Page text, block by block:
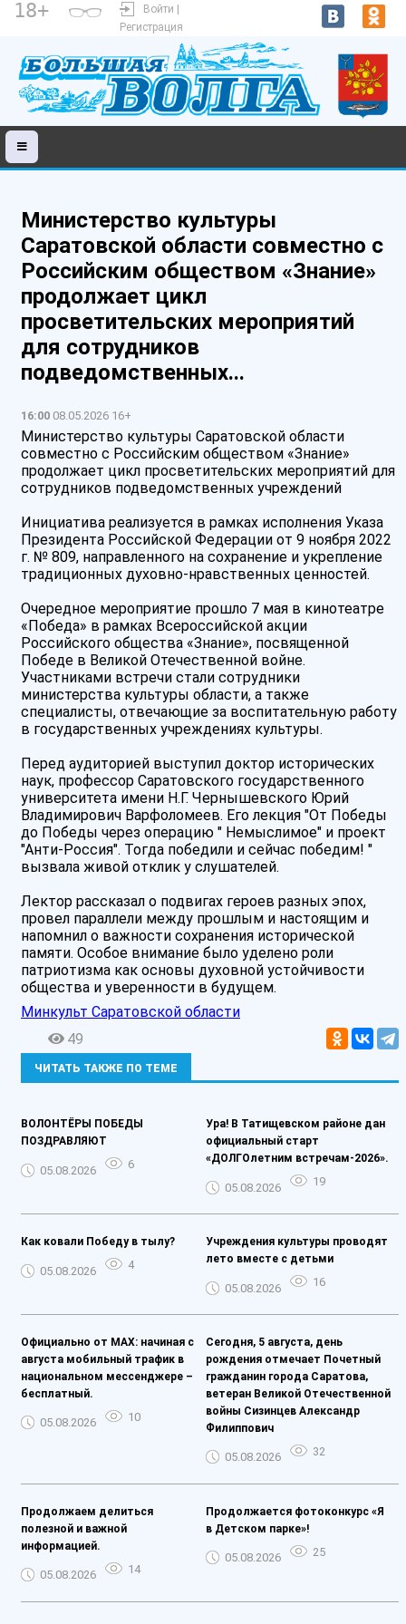
18+
Войти |
Регистрация
Министерство культуры
Саратовской области совместно с
Российским обществом «Знание»
продолжает цикл
просветительских мероприятий
для сотрудников
подведомственных...
16:00 08.05.2026 16+
Министерство культуры Саратовской области
совместно с Российским обществом «Знание»
продолжает цикл просветительских мероприятий для
сотрудников подведомственных учреждений
Инициатива реализуется в рамках исполнения Указа
Президента Российской Федерации от 9 ноября 2022
г. № 809, направленного на сохранение и укрепление
традиционных духовно-нравственных ценностей.
Очередное мероприятие прошло 7 мая в кинотеатре
«Победа» в рамках Всероссийской акции
Российского общества «Знание», посвященной
Победе в Великой Отечественной войне.
Участниками встречи стали сотрудники
министерства культуры области, а также
специалисты, отвечающие за воспитательную работу
в государственных учреждениях культуры.
Перед аудиторией выступил доктор исторических
наук, профессор Саратовского государственного
университета имени Н.Г. Чернышевского Юрий
Владимирович Варфоломеев. Его лекция "От Победы
до Победы через операцию " Немыслимое" и проект
"Анти-Россия". Тогда победили и сейчас победим! "
вызвала живой отклик у слушателей.
Лектор рассказал о подвигах героев разных эпох,
провел параллели между прошлым и настоящим и
напомнил о важности сохранения исторической
памяти. Особое внимание было уделено роли
патриотизма как основы духовной устойчивости
общества и уверенности в будущем.
Минкульт Саратовской области
49
ЧИТАТЬ ТАКЖЕ ПО ТЕМЕ
ВОЛОНТЁРЫ ПОБЕДЫ
ПОЗДРАВЛЯЮТ
05.08.2026 6
Ура! В Татищевском районе дан
официальный старт
«ДОЛГОлетним встречам-2026».
05.08.2026 19
Как ковали Победу в тылу?
05.08.2026 4
Учреждения культуры проводят
лето вместе с детьми
05.08.2026 16
Официально от MAX: начиная с
августа мобильный трафик в
национальном мессенджере –
бесплатный.
05.08.2026 10
Сегодня, 5 августа, день
рождения отмечает Почетный
гражданин города Саратова,
ветеран Великой Отечественной
войны Сизинцев Александр
Филиппович
05.08.2026 32
Продолжаем делиться
полезной и важной
информацией.
05.08.2026 14
Продолжается фотоконкурс «Я
в Детском парке»!
05.08.2026 25